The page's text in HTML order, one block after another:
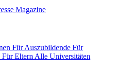
Magazine
Für Auszubildende Für
Für Eltern Alle Universitäten